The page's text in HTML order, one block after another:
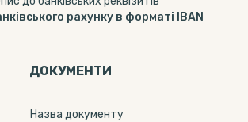
рахунку в форматі IBAN
ДОКУМЕНТИ
Назва документу